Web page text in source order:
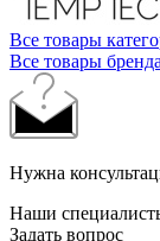
Все товары
Все товары
Нужна
Наши
Задать вопрос